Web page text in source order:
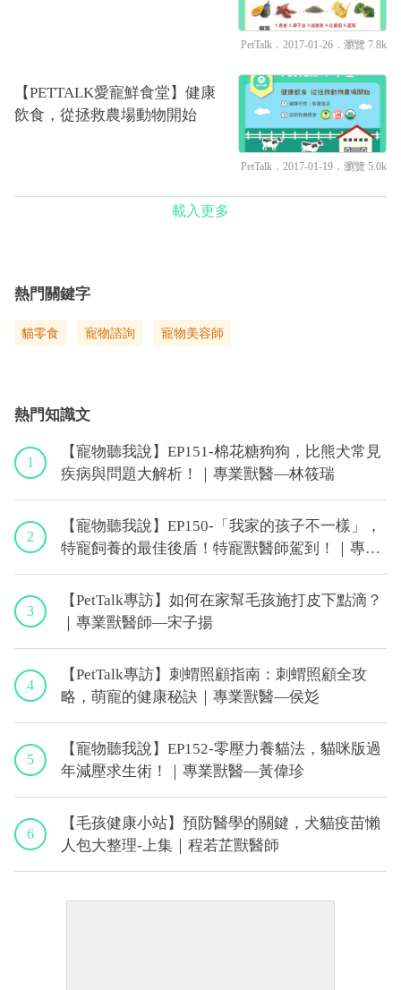
PetTalk ．2017-01-26． 瀏覽 7.8k
【PETTALK愛寵鮮食堂】健康
飲食，從拯救農場動物開始
PetTalk ．2017-01-19． 瀏覽 5.0k
載入更多
熱門關鍵字
貓零食 寵物諮詢 寵物美容師
熱門知識文
1
【寵物聽我說】EP151-棉花糖狗狗，比熊犬常見
疾病與問題大解析！｜專業獸醫—林筱瑞
2
【寵物聽我說】EP150-「我家的孩子不一樣」，
特寵飼養的最佳後盾！特寵獸醫師駕到！｜專業
獸醫—侯彣
3
【PetTalk專訪】如何在家幫毛孩施打皮下點滴？
｜專業獸醫師—宋子揚
4
【PetTalk專訪】刺蝟照顧指南：刺蝟照顧全攻
略，萌寵的健康秘訣｜專業獸醫—侯彣
5
【寵物聽我說】EP152-零壓力養貓法，貓咪版過
年減壓求生術！｜專業獸醫—黃偉珍
6
【毛孩健康小站】預防醫學的關鍵，犬貓疫苗懶
人包大整理-上集｜程若芷獸醫師